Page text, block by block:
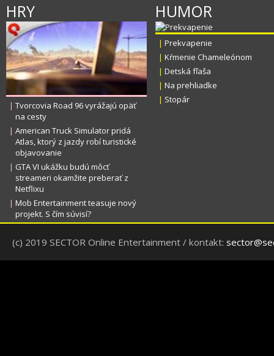
HRY
| Tvorcovia Road 96 vyrážajú opäť
na cesty
| American Truck Simulator pridá
Atlas, ktorý z jazdy robí turistické
objavovanie
| GTA VI ukážku budú môcť
streameri okamžite preberať z
Netflixu
| Mob Entertainment teasuje nový
projekt. S čím súvisí?
HUMOR
| Prekvapenie
| Kŕmenie Chameleónom
| Detská fľaša
| Na prehliadke
| Stopár
(c) 2019 SECTOR Online Entertainment / kontakt: